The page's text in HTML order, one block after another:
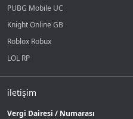
PUBG Mobile UC
Knight Online GB
Roblox Robux
LOL RP
iletişim
Vergi Dairesi / Numarası